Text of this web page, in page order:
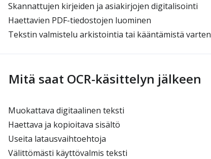
Skannattujen kirjeiden ja asiakirjojen digitalisointi
Haettavien PDF-tiedostojen luominen
Tekstin valmistelu arkistointia tai kääntämistä varten
Mitä saat OCR-käsittelyn jälkeen
Muokattava digitaalinen teksti
Haettava ja kopioitava sisältö
Useita latausvaihtoehtoja
Välittömästi käyttövalmis teksti